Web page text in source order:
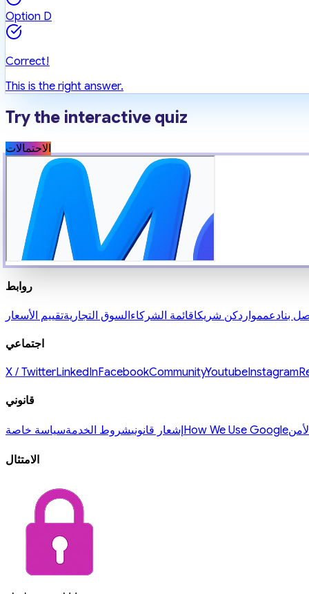
Option D
Correct!
This is the right answer.
Try the interactive quiz
الاحتمالات
روابط
بنادعممواردكن شريكاقائمة الشركاءالسوق التجاريةتقييم الأسعار
اجتماعي
X / TwitterLinkedInFacebookCommunityYoutubeInstagram
قانوني
إشعار قانونيشروط الخدمةسياسة خاصة How We Use Google
الامتثال